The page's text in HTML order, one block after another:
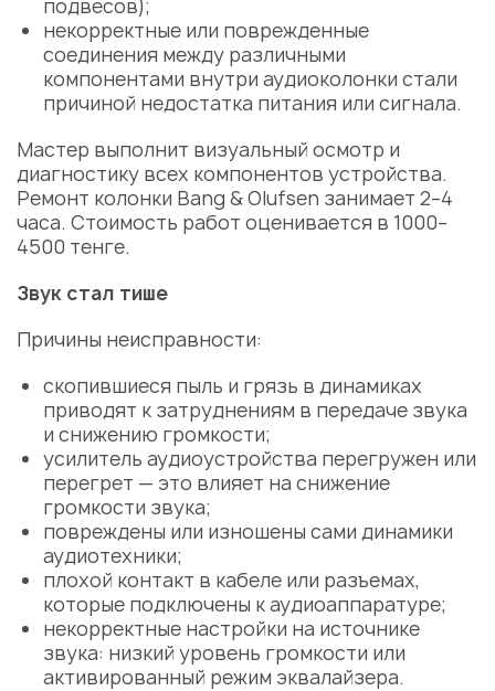
подвесов);
некорректные или поврежденные
соединения между различными
компонентами внутри аудиоколонки стали
причиной недостатка питания или сигнала.
Мастер выполнит визуальный осмотр и
диагностику всех компонентов устройства.
Ремонт колонки Bang & Olufsen занимает 2–4
часа. Стоимость работ оценивается в 1000–
4500 тенге.
Звук стал тише
Причины неисправности:
скопившиеся пыль и грязь в динамиках
приводят к затруднениям в передаче звука
и снижению громкости;
усилитель аудиоустройства перегружен или
перегрет — это влияет на снижение
громкости звука;
повреждены или изношены сами динамики
аудиотехники;
плохой контакт в кабеле или разъемах,
которые подключены к аудиоаппаратуре;
некорректные настройки на источнике
звука: низкий уровень громкости или
активированный режим эквалайзера.